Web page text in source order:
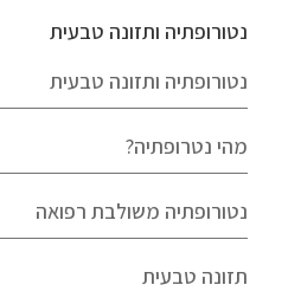
נטורופתיה ותזונה טבעית
נטורופתיה ותזונה טבעית
מהי נטרופתיה?
נטורופתיה משולבת רפואה
תזונה טבעית